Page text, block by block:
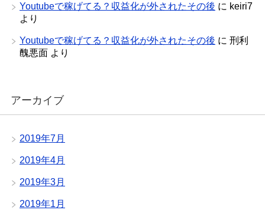
Youtubeで稼げてる？収益化が外されたその後 に keiri7
より
Youtubeで稼げてる？収益化が外されたその後 に 刑利
醜悪面 より
アーカイブ
2019年7月
2019年4月
2019年3月
2019年1月